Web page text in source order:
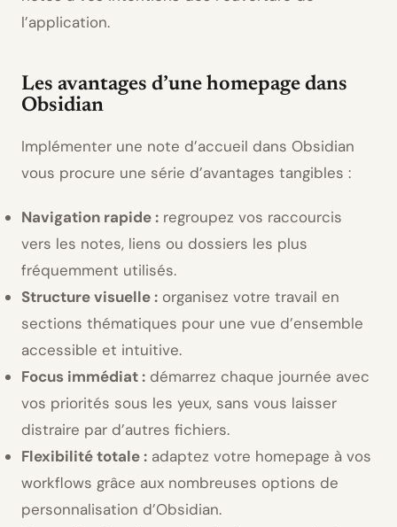
l’application.
Les avantages d’une homepage dans
Obsidian
Implémenter une note d’accueil dans Obsidian
vous procure une série d’avantages tangibles :
Navigation rapide : regroupez vos raccourcis
vers les notes, liens ou dossiers les plus
fréquemment utilisés.
Structure visuelle : organisez votre travail en
sections thématiques pour une vue d’ensemble
accessible et intuitive.
Focus immédiat : démarrez chaque journée avec
vos priorités sous les yeux, sans vous laisser
distraire par d’autres fichiers.
Flexibilité totale : adaptez votre homepage à vos
workflows grâce aux nombreuses options de
personnalisation d’Obsidian.